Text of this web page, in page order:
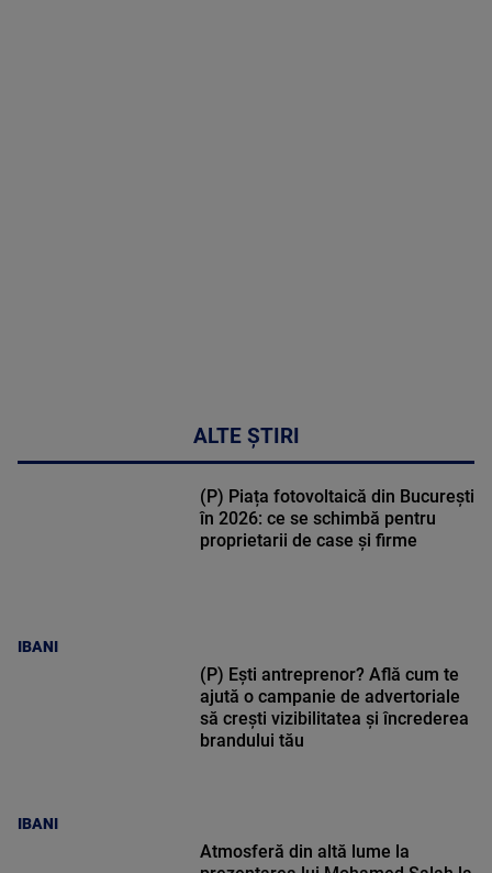
ALTE ȘTIRI
IBANI
(P) Piața fotovoltaică din București
în 2026: ce se schimbă pentru
proprietarii de case și firme
IBANI
(P) Ești antreprenor? Află cum te
ajută o campanie de advertoriale
să crești vizibilitatea și încrederea
brandului tău
Atmosferă din altă lume la